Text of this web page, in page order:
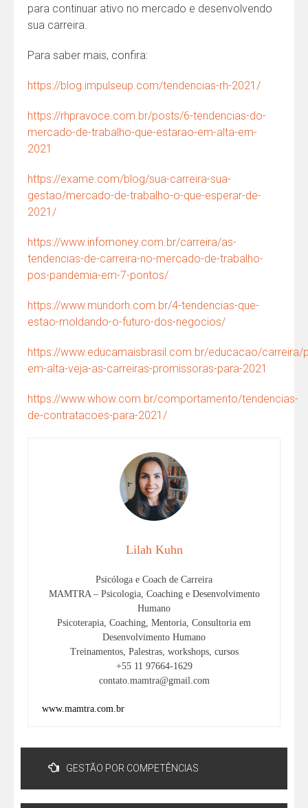
para continuar ativo no mercado e desenvolvendo
sua carreira.
Para saber mais, confira:
https://blog.impulseup.com/tendencias-rh-2021/
https://rhpravoce.com.br/posts/6-tendencias-do-
mercado-de-trabalho-que-estarao-em-alta-em-
2021
https://exame.com/blog/sua-carreira-sua-
gestao/mercado-de-trabalho-o-que-esperar-de-
2021/
https://www.infomoney.com.br/carreira/as-
tendencias-de-carreira-no-mercado-de-trabalho-
pos-pandemia-em-7-pontos/
https://www.mundorh.com.br/4-tendencias-que-
estao-moldando-o-futuro-dos-negocios/
https://www.educamaisbrasil.com.br/educacao/carreira/
em-alta-veja-as-carreiras-promissoras-para-2021
https://www.whow.com.br/comportamento/tendencias-
de-contratacoes-para-2021/
Lilah Kuhn
Psicóloga e Coach de Carreira
MAMTRA – Psicologia, Coaching e Desenvolvimento
Humano
Psicoterapia, Coaching, Mentoria, Consultoria em
Desenvolvimento Humano
Treinamentos, Palestras, workshops, cursos
+55 11 97664-1629
contato.mamtra@gmail.com
www.mamtra.com.br
GESTÃO POR COMPETÊNCIAS